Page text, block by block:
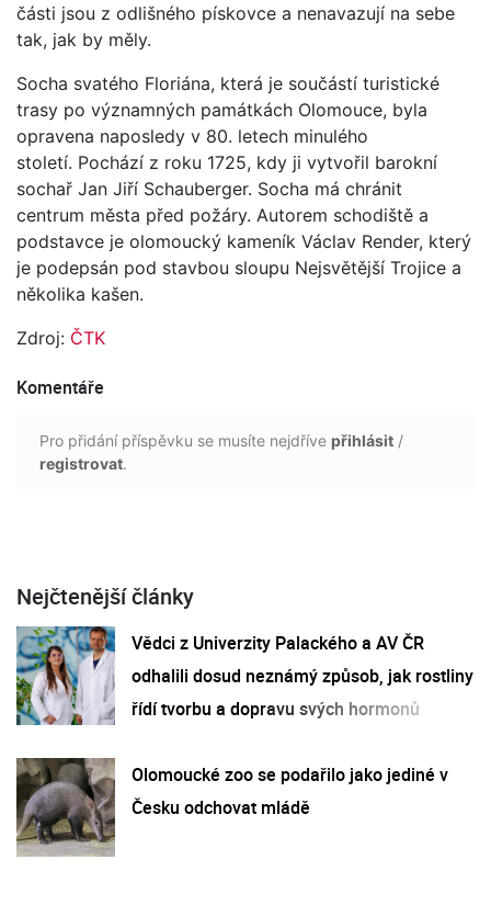
části jsou z odlišného pískovce a nenavazují na sebe
tak, jak by měly.
Socha svatého Floriána, která je součástí turistické
trasy po významných památkách Olomouce, byla
opravena naposledy v 80. letech minulého
století. Pochází z roku 1725, kdy ji vytvořil barokní
sochař Jan Jiří Schauberger. Socha má chránit
centrum města před požáry. Autorem schodiště a
podstavce je olomoucký kameník Václav Render, který
je podepsán pod stavbou sloupu Nejsvětější Trojice a
několika kašen.
Zdroj: ČTK
Komentáře
Pro přidání příspěvku se musíte nejdříve přihlásit /
registrovat.
Nejčtenější články
Vědci z Univerzity Palackého a AV ČR
odhalili dosud neznámý způsob, jak rostliny
řídí tvorbu a dopravu svých hormonů
Olomoucké zoo se podařilo jako jediné v
Česku odchovat mládě